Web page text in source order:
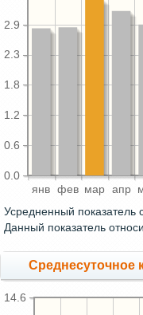
янв фев мар апр
0.0
0.6
1.2
1.8
2.3
2.9
Усредненный показатель
Данный показатель
Среднесуточное
14.6